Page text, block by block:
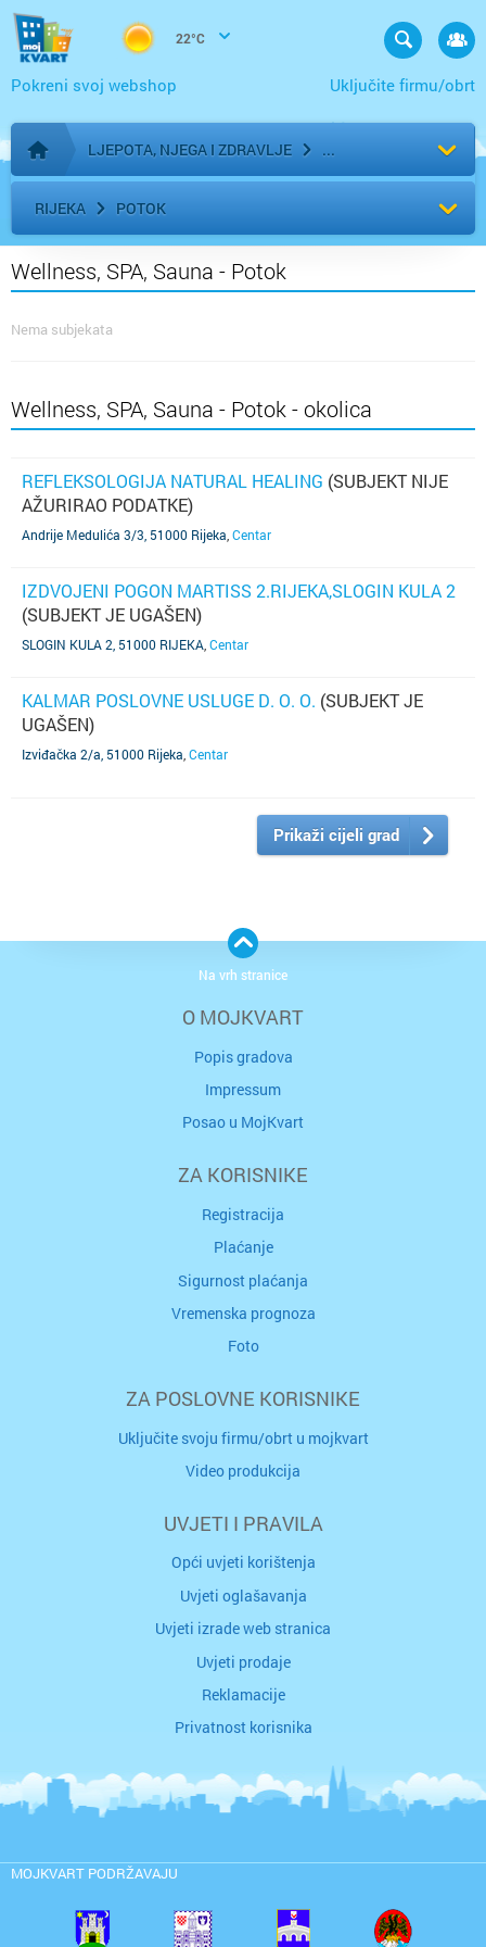
22°C
Uključite firmu/obrt
Pokreni svoj webshop
Početna stranica
LJEPOTA, NJEGA I ZDRAVLJE
RIJEKA POTOK
Wellness, SPA, Sauna - Potok
Nema subjekata
Wellness, SPA, Sauna - Potok - okolica
REFLEKSOLOGIJA NATURAL HEALING (SUBJEKT NIJE
AŽURIRAO PODATKE)
Andrije Medulića 3/3, 51000 Rijeka Centar
IZDVOJENI POGON MARTISS 2.RIJEKA,SLOGIN KULA 2
(SUBJEKT JE UGAŠEN)
SLOGIN KULA 2, 51000 RIJEKA Centar
KALMAR POSLOVNE USLUGE D. O. O. (SUBJEKT JE
UGAŠEN)
Izviđačka 2/a, 51000 Rijeka Centar
Prikaži cijeli grad
O MOJKVART
Popis gradova
Impressum
Posao u MojKvart
ZA KORISNIKE
Registracija
Plaćanje
Sigurnost plaćanja
Vremenska prognoza
Foto
ZA POSLOVNE KORISNIKE
Uključite svoju firmu/obrt u mojkvart
Video produkcija
UVJETI I PRAVILA
Opći uvjeti korištenja
Uvjeti oglašavanja
Uvjeti izrade web stranica
Uvjeti prodaje
Reklamacije
Privatnost korisnika
MOJKVART PODRŽAVAJU
Na vrh stranice